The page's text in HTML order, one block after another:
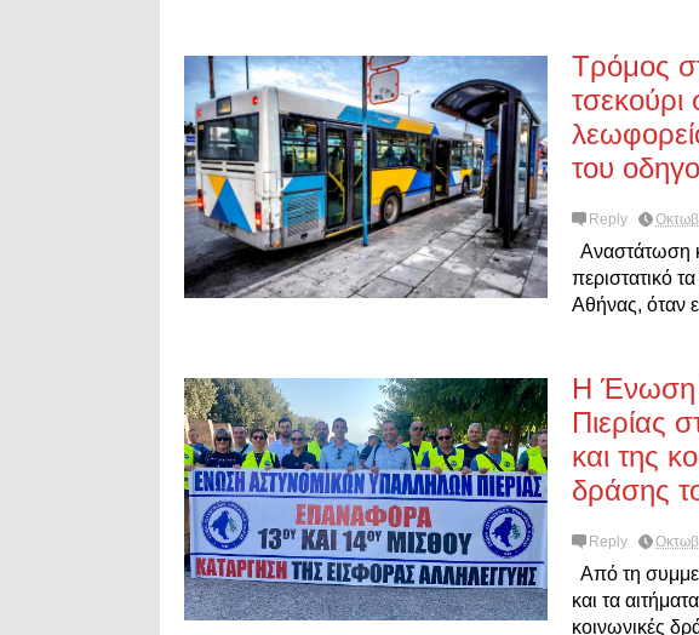
Τρόμος
τσεκούρι
του
Reply
Αναστάτωση
περιστατικό
Αθήνας, όταν
Η Ένωση
Πιερίας
και της
δράσης
Reply
Από τη
και τα
κοινωνικές